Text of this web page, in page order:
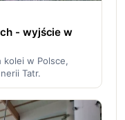
- wyjście w
kolei w Polsce,
Tatr.